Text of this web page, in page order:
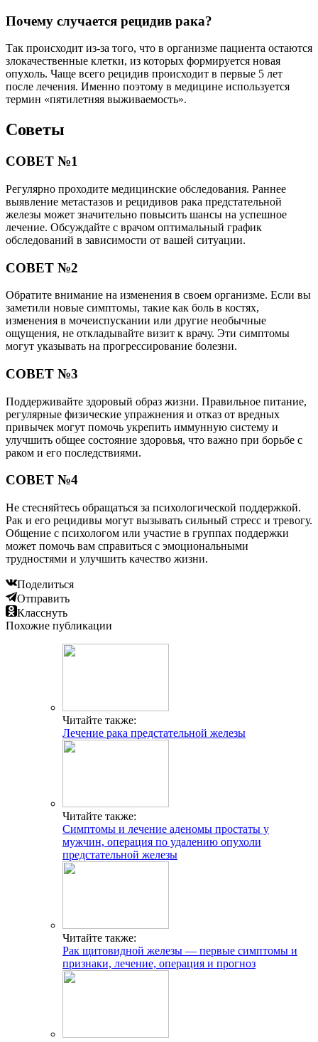
Почему случается рецидив рака?
Так происходит из-за того, что в организме пациента остаются
злокачественные клетки, из которых формируется новая
опухоль. Чаще всего рецидив происходит в первые 5 лет
после лечения. Именно поэтому в медицине используется
термин «пятилетняя выживаемость».
Советы
СОВЕТ №1
Регулярно проходите медицинские обследования. Раннее
выявление метастазов и рецидивов рака предстательной
железы может значительно повысить шансы на успешное
лечение. Обсуждайте с врачом оптимальный график
обследований в зависимости от вашей ситуации.
СОВЕТ №2
Обратите внимание на изменения в своем организме. Если вы
заметили новые симптомы, такие как боль в костях,
изменения в мочеиспускании или другие необычные
ощущения, не откладывайте визит к врачу. Эти симптомы
могут указывать на прогрессирование болезни.
СОВЕТ №3
Поддерживайте здоровый образ жизни. Правильное питание,
регулярные физические упражнения и отказ от вредных
привычек могут помочь укрепить иммунную систему и
улучшить общее состояние здоровья, что важно при борьбе с
раком и его последствиями.
СОВЕТ №4
Не стесняйтесь обращаться за психологической поддержкой.
Рак и его рецидивы могут вызывать сильный стресс и тревогу.
Общение с психологом или участие в группах поддержки
может помочь вам справиться с эмоциональными
трудностями и улучшить качество жизни.
Поделиться
Отправить
Класснуть
Похожие публикации
Читайте также:
Лечение рака предстательной железы
Читайте также:
Симптомы и лечение аденомы простаты у
мужчин, операция по удалению опухоли
предстательной железы
Читайте также:
Рак щитовидной железы — первые симптомы и
признаки, лечение, операция и прогноз